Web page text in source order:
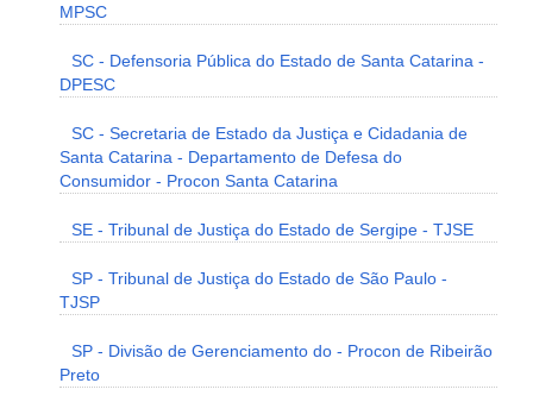
MPSC
SC - Defensoria Pública do Estado de Santa Catarina -
DPESC
SC - Secretaria de Estado da Justiça e Cidadania de
Santa Catarina - Departamento de Defesa do
Consumidor - Procon Santa Catarina
SE - Tribunal de Justiça do Estado de Sergipe - TJSE
SP - Tribunal de Justiça do Estado de São Paulo -
TJSP
SP - Divisão de Gerenciamento do - Procon de Ribeirão
Preto